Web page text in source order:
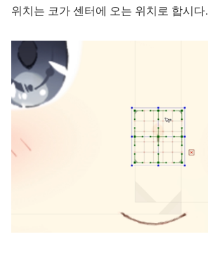
위치는 코가 센터에 오는 위치로 합시다.